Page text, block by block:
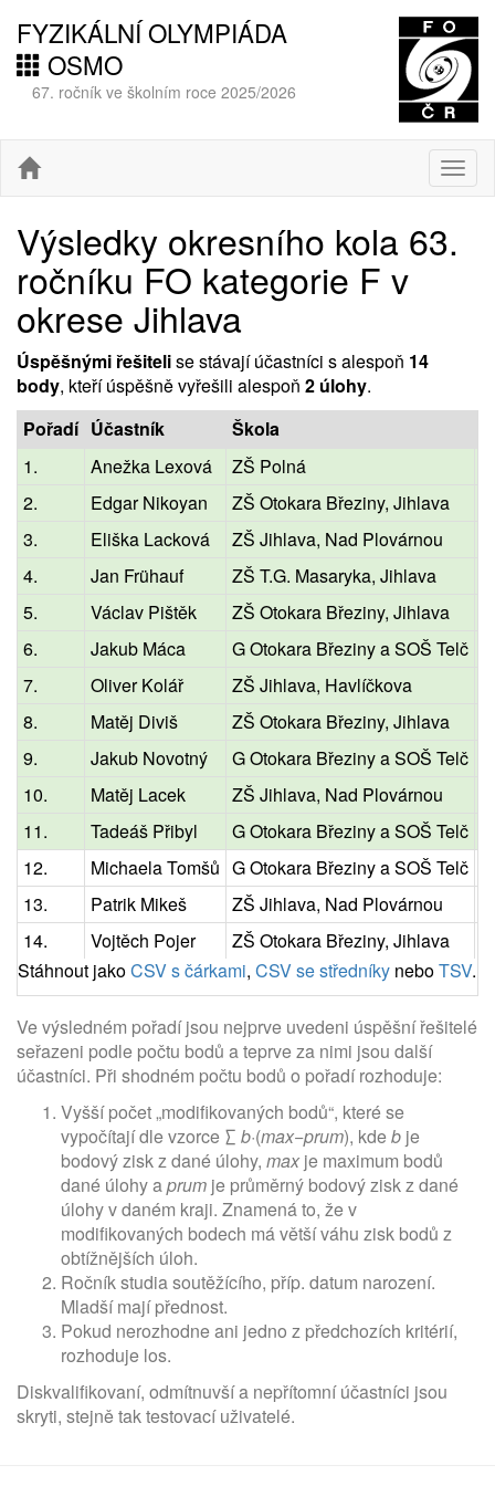
FYZIKÁLNÍ OLYMPIÁDA
OSMO
67. ročník ve školním roce 2025/2026
Výsledky okresního kola 63.
ročníku FO kategorie F v
okrese Jihlava
Úspěšnými řešitelise stávají účastníci s alespoň 14
body, kteří úspěšně vyřešili alespoň 2 úlohy.
Pořadí Účastník Škola
1.
Anežka Lexová ZŠ Polná
2.
Edgar Nikoyan ZŠ Otokara Březiny, Jihlava
3.
Eliška Lacková ZŠ Jihlava, Nad Plovárnou
4.
Jan Frühauf ZŠ T.G. Masaryka, Jihlava
5.
Václav Pištěk ZŠ Otokara Březiny, Jihlava
6.
Jakub Máca G Otokara Březiny a SOŠ Telč
7.
Oliver Kolář ZŠ Jihlava, Havlíčkova
8.
Matěj Diviš ZŠ Otokara Březiny, Jihlava
9.
Jakub Novotný G Otokara Březiny a SOŠ Telč
10.
Matěj Lacek ZŠ Jihlava, Nad Plovárnou
11.
Tadeáš Přibyl G Otokara Březiny a SOŠ Telč
12.
Michaela Tomšů G Otokara Březiny a SOŠ Telč
13.
Patrik Mikeš ZŠ Jihlava, Nad Plovárnou
14.
Vojtěch Pojer ZŠ Otokara Březiny, Jihlava
Stáhnout jakoCSV s čárkami, CSV se středníky neboTSV.
Ve výsledném pořadí jsou nejprve uvedeni úspěšní řešitelé
seřazeni podle počtu bodů a teprve za nimi jsou další
účastníci. Při shodném počtu bodů o pořadí rozhoduje:
Vyšší počet „modifikovaných bodů“, které se
vypočítají dle vzorce ∑ b·(max−prum), kdeb je
bodový zisk z dané úlohy, max je maximum bodů
dané úlohy aprum je průměrný bodový zisk z dané
úlohy v daném kraji. Znamená to, že v
modifikovaných bodech má větší váhu zisk bodů z
obtížnějších úloh.
Ročník studia soutěžícího, příp. datum narození.
Mladší mají přednost.
Pokud nerozhodne ani jedno z předchozích kritérií,
rozhoduje los.
Diskvalifikovaní, odmítnuvší a nepřítomní účastníci jsou
skryti, stejně tak testovací uživatelé.